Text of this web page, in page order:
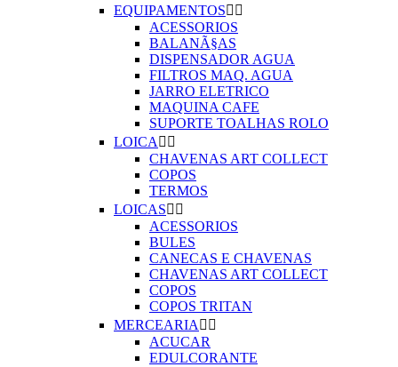
EQUIPAMENTOS 
ACESSORIOS
BALANÃ§AS
DISPENSADOR AGUA
FILTROS MAQ. AGUA
JARRO ELETRICO
MAQUINA CAFE
SUPORTE TOALHAS ROLO
LOICA  
CHAVENAS ART COLLECT
COPOS
TERMOS
LOICAS 
ACESSORIOS
BULES
CANECAS E CHAVENAS
CHAVENAS ART COLLECT
COPOS
COPOS TRITAN
MERCEARIA  
ACUCAR
EDULCORANTE